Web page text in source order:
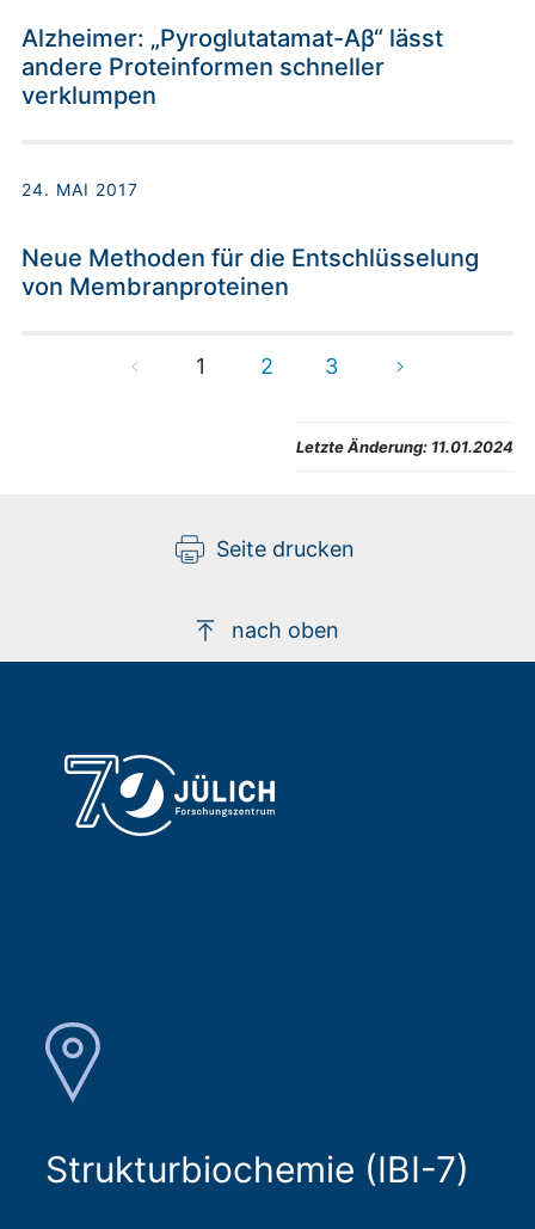
Alzheimer: „Pyroglutatamat-Aβ“ lässt
andere Proteinformen schneller
verklumpen
24. MAI 2017
Neue Methoden für die Entschlüsselung
von Membranproteinen
1 2 3
Letzte Änderung: 11.01.2024
Seite drucken
nach oben
Strukturbiochemie (IBI-7)